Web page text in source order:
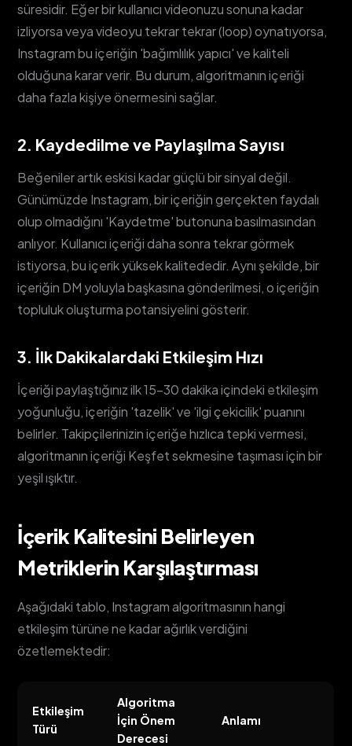
süresidir. Eğer bir kullanıcı videonuzu sonuna kadar
izliyorsa veya videoyu tekrar tekrar (loop) oynatıyorsa,
Instagram bu içeriğin 'bağımlılık yapıcı' ve kaliteli
olduğuna karar verir. Bu durum, algoritmanın içeriği
daha fazla kişiye önermesini sağlar.
2. Kaydedilme ve Paylaşılma Sayısı
Beğeniler artık eskisi kadar güçlü bir sinyal değil.
Günümüzde Instagram, bir içeriğin gerçekten faydalı
olup olmadığını 'Kaydetme' butonuna basılmasından
anlıyor. Kullanıcı içeriği daha sonra tekrar görmek
istiyorsa, bu içerik yüksek kalitededir. Aynı şekilde, bir
içeriğin DM yoluyla başkasına gönderilmesi, o içeriğin
topluluk oluşturma potansiyelini gösterir.
3. İlk Dakikalardaki Etkileşim Hızı
İçeriği paylaştığınız ilk 15-30 dakika içindeki etkileşim
yoğunluğu, içeriğin 'tazelik' ve 'ilgi çekicilik' puanını
belirler. Takipçilerinizin içeriğe hızlıca tepki vermesi,
algoritmanın içeriği Keşfet sekmesine taşıması için bir
yeşil ışıktır.
İçerik Kalitesini Belirleyen
Metriklerin Karşılaştırması
Aşağıdaki tablo, Instagram algoritmasının hangi
etkileşim türüne ne kadar ağırlık verdiğini
özetlemektedir:
Etkileşim
Türü
Algoritma
İçin Önem
Derecesi
Anlamı